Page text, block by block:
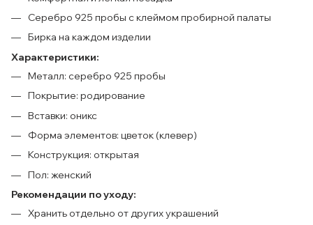
Серебро 925 пробы с клеймом пробирной палаты
Бирка на каждом изделии
Характеристики:
Металл: серебро 925 пробы
Покрытие: родирование
Вставки: оникс
Форма элементов: цветок (клевер)
Конструкция: открытая
Пол: женский
Рекомендации по уходу:
Хранить отдельно от других украшений